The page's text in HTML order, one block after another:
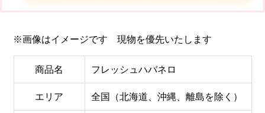
※画像はイメージです 現物を優先いたします
商品名 フレッシュハバネロ
エリア 全国（北海道、沖縄、離島を除く）